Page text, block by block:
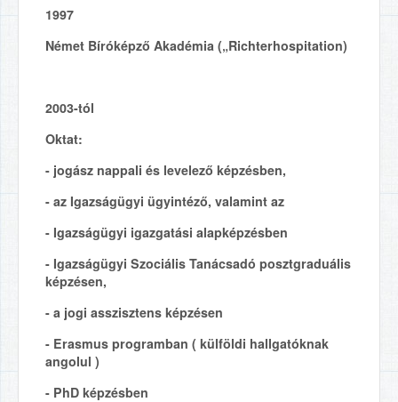
1997
Német Bíróképző Akadémia („Richterhospitation)
2003-tól
Oktat:
- jogász nappali és levelező képzésben,
- az Igazságügyi ügyintéző, valamint az
- Igazságügyi igazgatási alapképzésben
- Igazságügyi Szociális Tanácsadó posztgraduális
képzésen,
- a jogi asszisztens képzésen
- Erasmus programban ( külföldi hallgatóknak
angolul )
- PhD képzésben